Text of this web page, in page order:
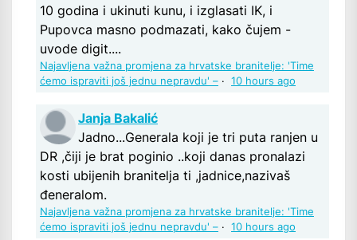
10 godina i ukinuti kunu, i izglasati IK, i
Pupovca masno podmazati, kako čujem -
uvode digit....
Najavljena važna promjena za hrvatske branitelje: 'Time
ćemo ispraviti još jednu nepravdu' – · 10 hours ago
Janja Bakalić
Jadno...Generala koji je tri puta ranjen u
DR ,čiji je brat poginio ..koji danas pronalazi
kosti ubijenih branitelja ti ,jadnice,nazivaš
đeneralom.
Najavljena važna promjena za hrvatske branitelje: 'Time
ćemo ispraviti još jednu nepravdu' – · 10 hours ago